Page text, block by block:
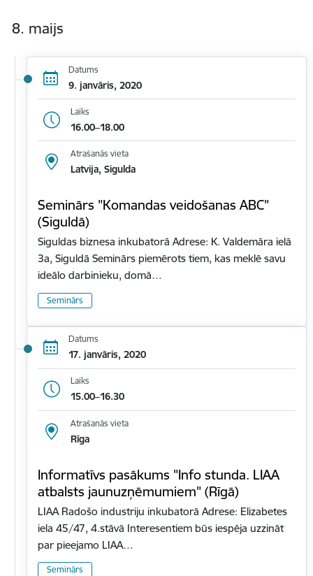
8. maijs
Datums
9. janvāris, 2020
Laiks
16.00–18.00
Atrašanās vieta
Latvija, Sigulda
Seminārs "Komandas veidošanas ABC"
(Siguldā)
Siguldas biznesa inkubatorā Adrese: K. Valdemāra ielā
3a, Siguldā Seminārs piemērots tiem, kas meklē savu
ideālo darbinieku, domā…
Seminārs
Datums
17. janvāris, 2020
Laiks
15.00–16.30
Atrašanās vieta
Rīga
Informatīvs pasākums "Info stunda. LIAA
atbalsts jaunuzņēmumiem" (Rīgā)
LIAA Radošo industriju inkubatorā Adrese: Elizabetes
iela 45/47, 4.stāvā Interesentiem būs iespēja uzzināt
par pieejamo LIAA…
Seminārs